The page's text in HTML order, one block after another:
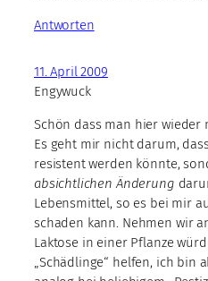
Antworten
11. April 2009
Engywuck
Schön dass man hier
Es geht mir nicht darum,
resistent werden könnte,
absichtlichen Änderung
Lebensmittel, so es bei mir
schaden kann. Nehmen wir
Laktose in einer Pflanze
„Schädlinge“ helfen, ich bin